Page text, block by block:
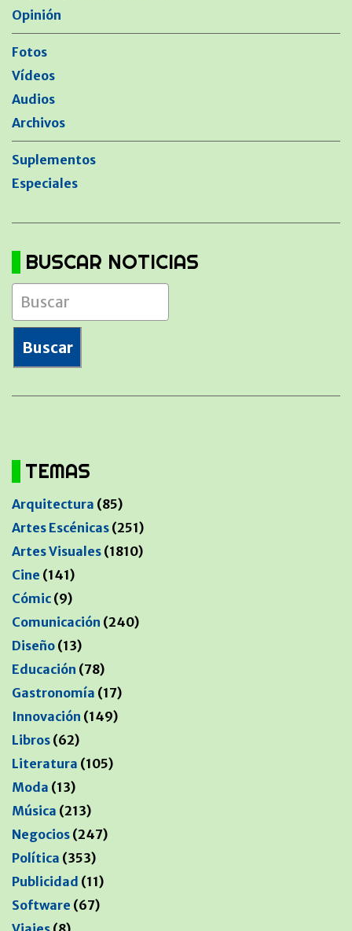
Opinión
Fotos
Vídeos
Audios
Archivos
Suplementos
Especiales
BUSCAR NOTICIAS
TEMAS
Arquitectura (85)
Artes Escénicas (251)
Artes Visuales (1810)
Cine (141)
Cómic (9)
Comunicación (240)
Diseño (13)
Educación (78)
Gastronomía (17)
Innovación (149)
Libros (62)
Literatura (105)
Moda (13)
Música (213)
Negocios (247)
Política (353)
Publicidad (11)
Software (67)